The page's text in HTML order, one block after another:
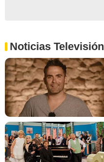
Noticias Televisión